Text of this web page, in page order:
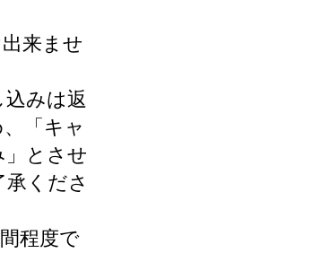
来ませ
みは返
「キャ
」とさせ
くださ
程度で